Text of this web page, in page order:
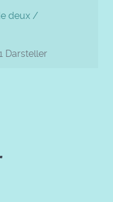
deux /
Darsteller